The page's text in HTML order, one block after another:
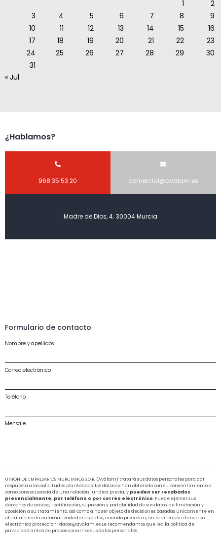
1
2
3
4 5 6 7 8
9
10
11 12 13 14 15
16
17
18 19 20 21 22
23
24
25 26 27 28 29
30
31
« Jul
¿Hablamos?
968 35 53 20 comercial@avalam.es
Madre de Dios, 4. 30004 Murcia
Formulario de contacto
Nombre y apellidos
Correo electrónico
Teléfono
Mensaje
UNIÓN DE EMPRESARIOS MURCIANOS S.G.R. (Aválam) tratará sus datos personales para dar
respuesta a las solicitudes planteadas. Los datos se han obtenido con su consentimiento o
como consecuencia de una relación jurídica previa, y pueden ser recabados
presencialmente, por teléfono o por correo electrónico. Puede ejercer sus
derechos de acceso, rectificación, supresión y portabilidad de sus datos, de limitación y
oposición a su tratamiento, así como a no ser objeto de decisiones basadas únicamente en
el tratamiento automatizado de sus datos, cuando procedan, en la dirección de correo
electrónico proteccion-datos@avalam.es Le recomendamos que lea la política de
privacidad antes de proporcionarnos sus datos personales.